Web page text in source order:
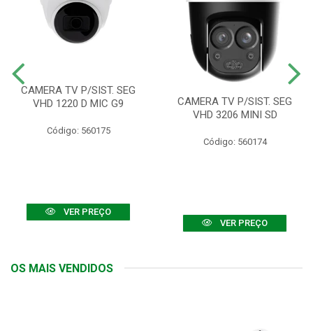
CAMERA TV P/SIST. SEG
VHD 1220 D MIC G9
Código: 560175
VER PREÇO
CAMERA TV P/SIST. SEG
VHD 3206 MINI SD
Código: 560174
VER PREÇO
OS MAIS VENDIDOS